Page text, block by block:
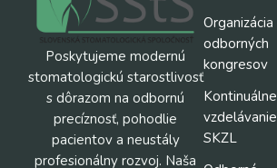
Poskytujeme modernú
stomatologickú starostlivosť
s dôrazom na odbornú
precíznosť, pohodlie
pacientov a neustály
profesionálny rozvoj. Naša
Organizácia
odborných
kongresov
Kontinuálne
vzdelávanie
SKZL